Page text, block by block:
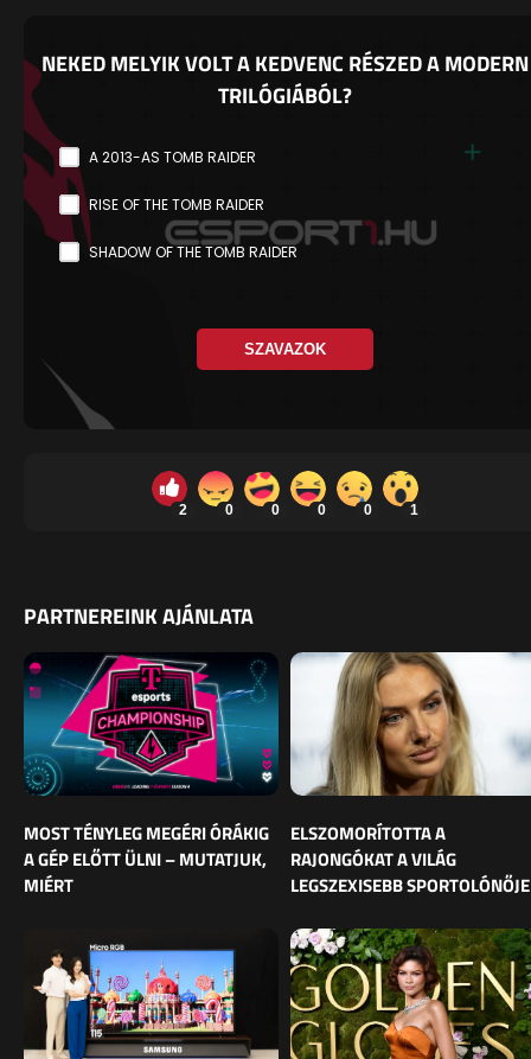
NEKED MELYIK VOLT A KEDVENC RÉSZED A MODERN
TRILÓGIÁBÓL?
A 2013-AS TOMB RAIDER
RISE OF THE TOMB RAIDER
SHADOW OF THE TOMB RAIDER
SZAVAZOK
2 0 0 0 0 1
PARTNEREINK AJÁNLATA
MOST TÉNYLEG MEGÉRI ÓRÁKIG
A GÉP ELŐTT ÜLNI – MUTATJUK,
MIÉRT
ELSZOMORÍTOTTA A
RAJONGÓKAT A VILÁG
LEGSZEXISEBB SPORTOLÓNŐJE